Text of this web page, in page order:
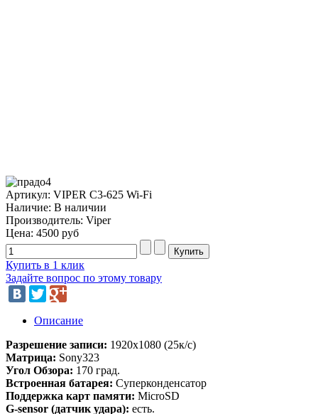
Артикул: VIPER C3-625 Wi-Fi
Наличие: В наличии
Производитель: Viper
Цена: 4500 руб
Купить в 1 клик
Задайте вопрос по этому товару
Описание
Разрешение записи: 1920х1080 (25к/с)
Матрица: Sony323
Угол Обзора: 170 град.
Встроенная батарея: Суперконденсатор
Поддержка карт памяти: MicroSD
G-sensor (датчик удара): есть.